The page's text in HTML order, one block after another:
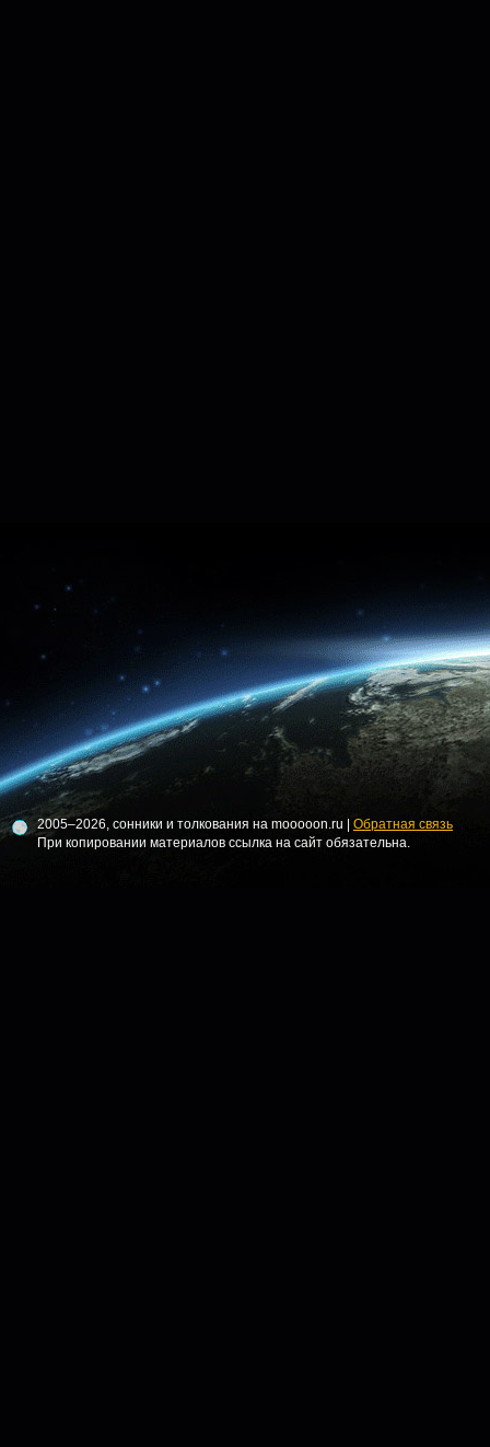
2005–2026, сонники и толкования на mooooon.ru | Обратная связь
При копировании материалов ссылка на сайт обязательна.